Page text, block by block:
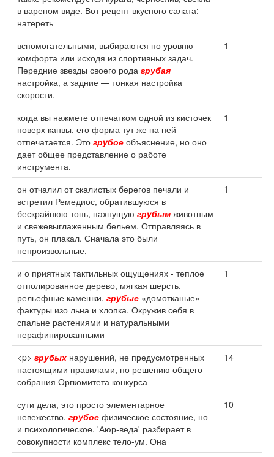
в вареном виде. Вот рецепт вкусного салата:
натереть
вспомогательными, выбираются по уровню
комфорта или исходя из спортивных задач.
Передние звезды своего рода грубая
настройка, а задние — тонкая настройка
скорости.
1
когда вы нажмете отпечатком одной из кисточек
поверх канвы, его форма тут же на ней
отпечатается. Это грубое объяснение, но оно
дает общее представление о работе
инструмента.
1
он отчалил от скалистых берегов печали и
встретил Ремедиос, обратившуюся в
бескрайнюю топь, пахнущую грубым животным
и свежевыглаженным бельем. Отправляясь в
путь, он плакал. Сначала это были
непроизвольные,
1
и о приятных тактильных ощущениях - теплое
отполированное дерево, мягкая шерсть,
рельефные камешки, грубые «домотканые»
фактуры изо льна и хлопка. Окружив себя в
спальне растениями и натуральными
нерафинированными
1
<p> грубых нарушений, не предусмотренных
настоящими правилами, по решению общего
собрания Оргкомитета конкурса
14
сути дела, это просто элементарное
невежество. грубое физическое состояние, но
и психологическое. 'Аюр-веда' разбирает в
совокупности комплекс тело-ум. Она
10